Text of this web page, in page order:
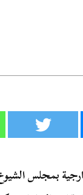
بمجلس